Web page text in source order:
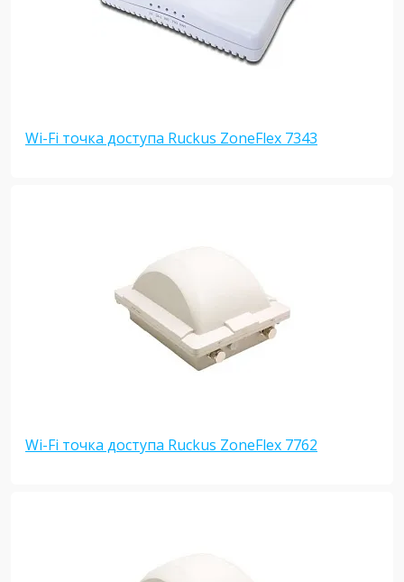
Wi-Fi точка доступа Ruckus ZoneFlex 7343
Wi-Fi точка доступа Ruckus ZoneFlex 7762